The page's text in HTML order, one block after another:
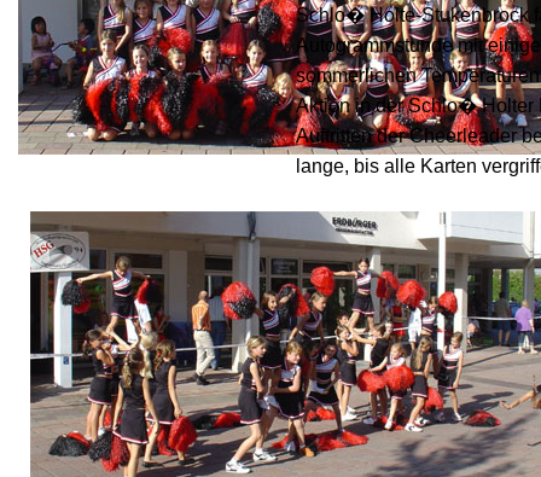
Schlo� Holte-Stukenbrock
Autogrammstunde mit
sommerlichen
Aktion in der Schlo�
Auftritten der Cheerleader
lange, bis alle Karten